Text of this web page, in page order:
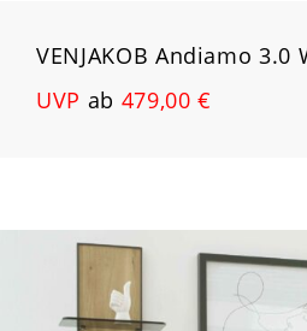
VENJAKOB Andiamo 3.0
UVP ab 479,00 €